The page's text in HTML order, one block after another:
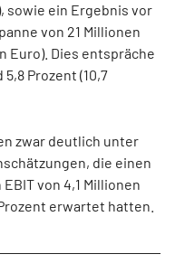
sowie ein Ergebnis vor
von 21 Millionen
Euro). Dies entspräche
Prozent (10,7
zwar deutlich unter
die einen
von 4,1 Millionen
erwartet hatten.